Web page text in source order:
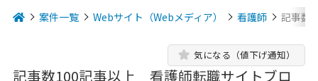
案件一覧 Webサイト（Webメディア） 看護師 記事数
記事数100記事以上 看護師転職サイトブロ
気になる（値下げ通知）